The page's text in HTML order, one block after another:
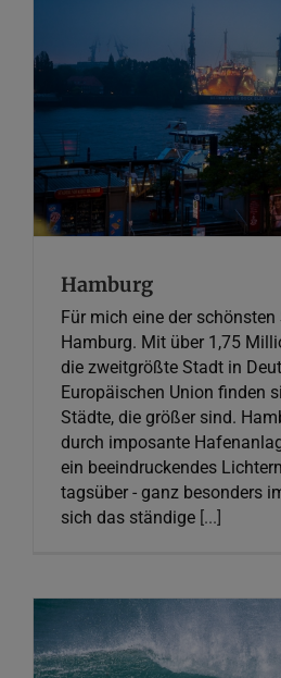
Hamburg
Fotografie
Hamburg
Für mich eine der
Hamburg. Mit über 1,75
die zweitgrößte Stadt in
Europäischen Union finden
Städte, die größer sind.
durch imposante
ein beeindruckendes
tagsüber - ganz besonders
sich das ständige [...]